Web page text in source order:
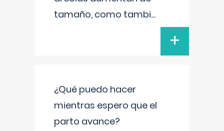
tamaño, como tambi...
+
¿Qué puedo hacer
mientras espero que el
parto avance?